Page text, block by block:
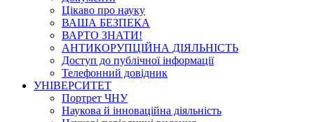
Цікаво про науку
ВАША БЕЗПЕКА
ВАРТО ЗНАТИ!
АНТИКОРУПЦІЙНА ДІЯЛЬНІСТЬ
Доступ до публічної інформації
Телефонний довідник
УНІВЕРСИТЕТ
Портрет ЧНУ
Наукова й інноваційна діяльність